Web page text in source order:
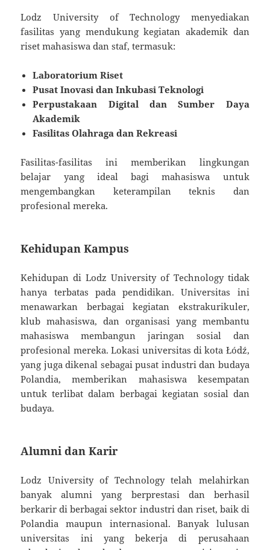
Lodz University of Technology menyediakan
fasilitas yang mendukung kegiatan akademik dan
riset mahasiswa dan staf, termasuk:
Laboratorium Riset
Pusat Inovasi dan Inkubasi Teknologi
Perpustakaan Digital dan Sumber Daya
Akademik
Fasilitas Olahraga dan Rekreasi
Fasilitas-fasilitas ini memberikan lingkungan
belajar yang ideal bagi mahasiswa untuk
mengembangkan keterampilan teknis dan
profesional mereka.
Kehidupan Kampus
Kehidupan di Lodz University of Technology tidak
hanya terbatas pada pendidikan. Universitas ini
menawarkan berbagai kegiatan ekstrakurikuler,
klub mahasiswa, dan organisasi yang membantu
mahasiswa membangun jaringan sosial dan
profesional mereka. Lokasi universitas di kota Łódź,
yang juga dikenal sebagai pusat industri dan budaya
Polandia, memberikan mahasiswa kesempatan
untuk terlibat dalam berbagai kegiatan sosial dan
budaya.
Alumni dan Karir
Lodz University of Technology telah melahirkan
banyak alumni yang berprestasi dan berhasil
berkarir di berbagai sektor industri dan riset, baik di
Polandia maupun internasional. Banyak lulusan
universitas ini yang bekerja di perusahaan